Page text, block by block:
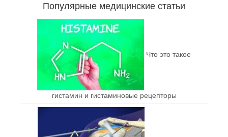
Популярные медицинские статьи
Что это такое
гистамин и гистаминовые рецепторы